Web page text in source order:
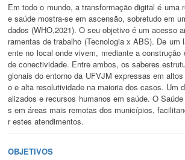
Em todo o mundo, a transformação digital é
e saúde mostra-se em ascensão, sobretudo em
dados (WHO,2021). O seu objetivo é um acesso
ramentas de trabalho (Tecnologia x ABS). De
ente no local onde vivem, mediante a
de conectividade. Entre ambos, os saberes
gionais do entorno da UFVJM expressas em
o e alta resolutividade na maioria dos casos. Um
alizados e recursos humanos em saúde. O
s em áreas mais remotas dos municípios,
r estes atendimentos.
OBJETIVOS